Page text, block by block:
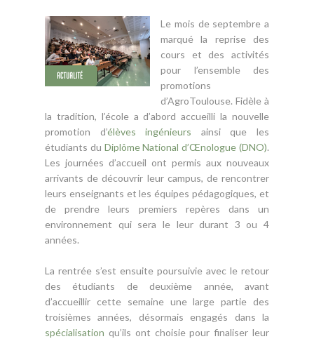
Le mois de septembre a
marqué la reprise des
cours et des activités
pour l’ensemble des
promotions
d’AgroToulouse. Fidèle à
la tradition, l’école a d’abord accueilli la nouvelle
promotion d’élèves ingénieurs ainsi que les
étudiants du Diplôme National d’Œnologue (DNO).
Les journées d’accueil ont permis aux nouveaux
arrivants de découvrir leur campus, de rencontrer
leurs enseignants et les équipes pédagogiques, et
de prendre leurs premiers repères dans un
environnement qui sera le leur durant 3 ou 4
années.
La rentrée s’est ensuite poursuivie avec le retour
des étudiants de deuxième année, avant
d’accueillir cette semaine une large partie des
troisièmes années, désormais engagés dans la
spécialisation qu’ils ont choisie pour finaliser leur